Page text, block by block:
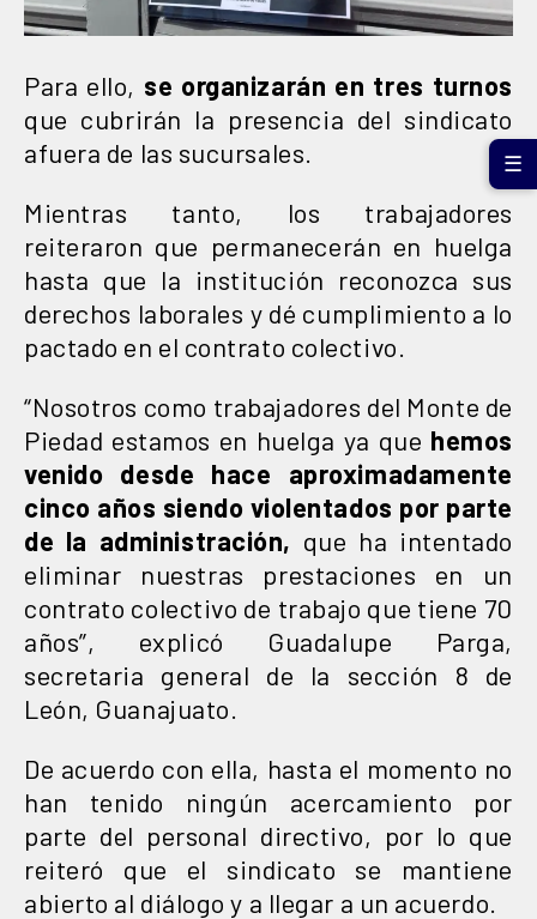
Para ello, se organizarán en tres turnos
que cubrirán la presencia del sindicato
afuera de las sucursales.
Mientras tanto, los trabajadores
reiteraron que permanecerán en huelga
hasta que la institución reconozca sus
derechos laborales y dé cumplimiento a lo
pactado en el contrato colectivo.
“Nosotros como trabajadores del Monte de
Piedad estamos en huelga ya que hemos
venido desde hace aproximadamente
cinco años siendo violentados por parte
de la administración, que ha intentado
eliminar nuestras prestaciones en un
contrato colectivo de trabajo que tiene 70
años”, explicó Guadalupe Parga,
secretaria general de la sección 8 de
León, Guanajuato.
De acuerdo con ella, hasta el momento no
han tenido ningún acercamiento por
parte del personal directivo, por lo que
reiteró que el sindicato se mantiene
abierto al diálogo y a llegar a un acuerdo.
☰